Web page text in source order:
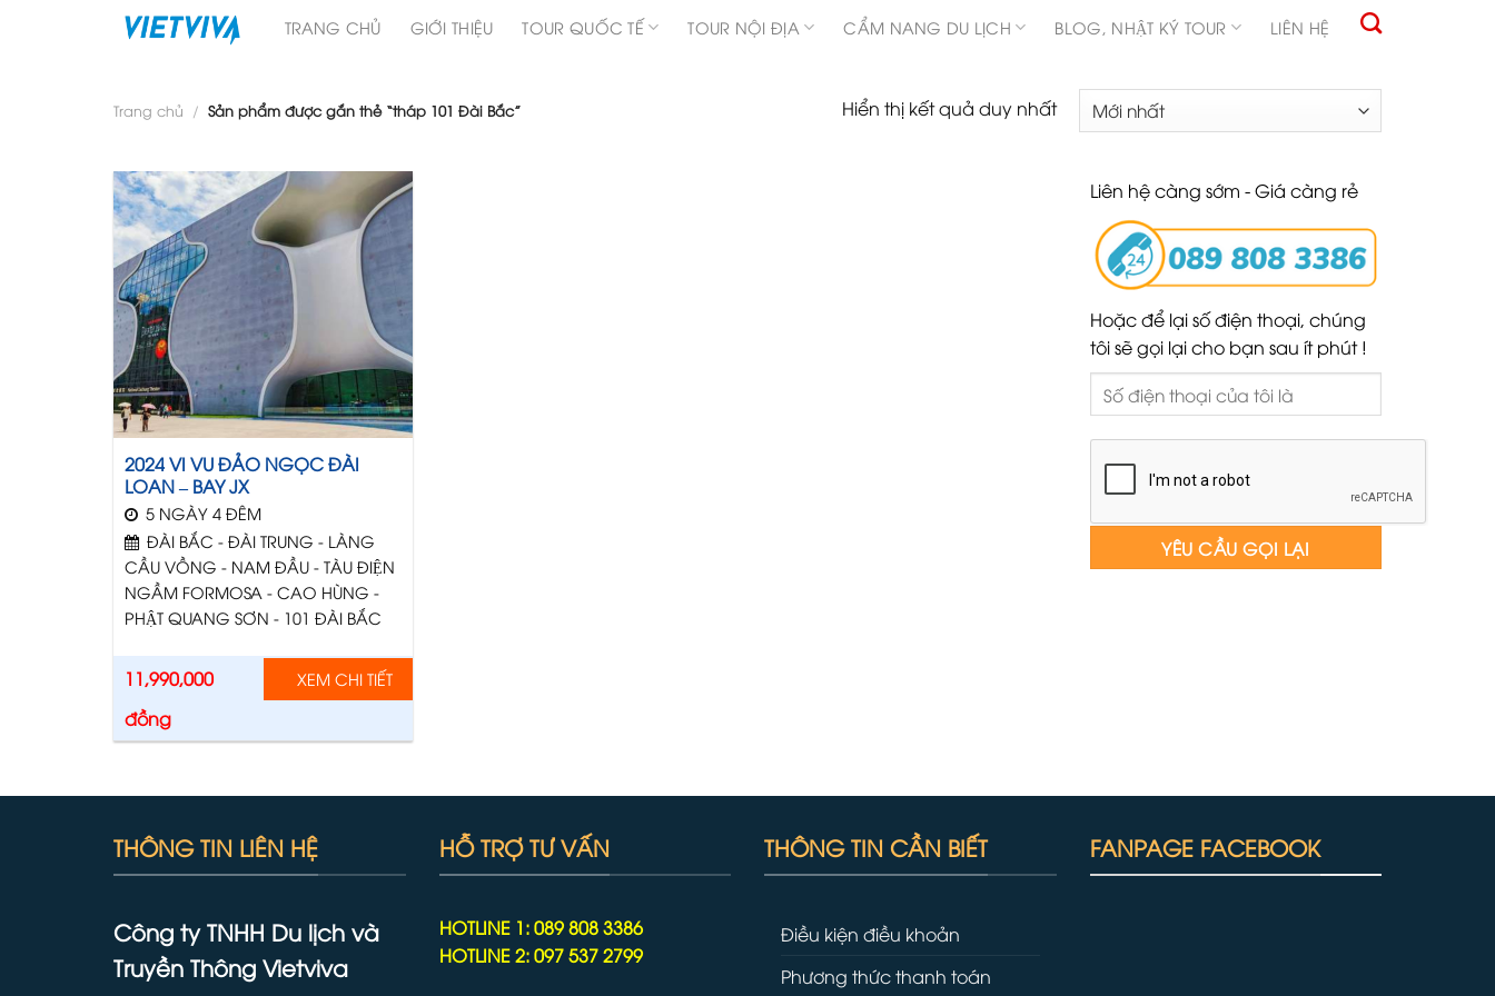
TRANG CHỦ GIỚI THIỆU TOUR QUỐC TẾ TOUR NỘI ĐỊA CẨM NANG DU LỊCH BLOG, NHẬT KÝ TOUR LIÊN HỆ
Trang chủ / Sản phẩm được gắn thẻ “tháp 101 Đài Bắc” Hiển thị kết quả duy nhất
2024 VI VU ĐẢO NGỌC ĐÀI
LOAN – BAY JX
5 NGÀY 4 ĐÊM
ĐÀI BẮC - ĐÀI TRUNG - LÀNG
CẦU VỒNG - NAM ĐẦU - TÀU ĐIỆN
NGẦM FORMOSA - CAO HÙNG -
PHẬT QUANG SƠN - 101 ĐÀI BẮC
11,990,000
đồng
XEM CHI TIẾT
Liên hệ càng sớm - Giá càng rẻ
Hoặc để lại số điện thoại, chúng
tôi sẽ gọi lại cho bạn sau ít phút !
THÔNG TIN LIÊN HỆ
Công ty TNHH Du lịch và
Truyền Thông Vietviva
HỖ TRỢ TƯ VẤN
HOTLINE 1: 089 808 3386
HOTLINE 2: 097 537 2799
THÔNG TIN CẦN BIẾT
Điều kiện điều khoản
Phương thức thanh toán
FANPAGE FACEBOOK